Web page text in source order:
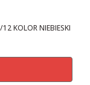
KOLOR NIEBIESKI